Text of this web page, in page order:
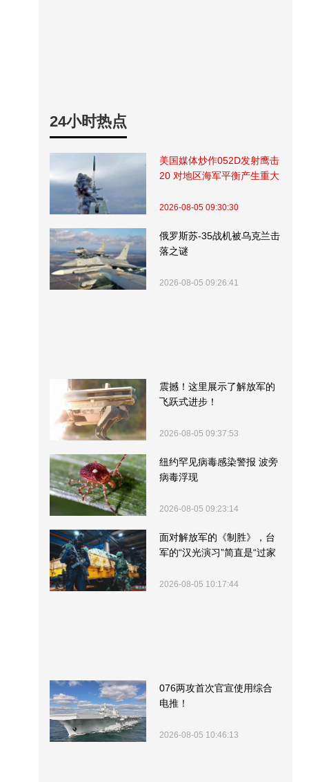
24小时热点
美国媒体炒作052D发射鹰击
20 对地区海军平衡产生重大
2026-08-05 09:30:30
俄罗斯苏-35战机被乌克兰击
落之谜
2026-08-05 09:26:41
震撼！这里展示了解放军的
飞跃式进步！
2026-08-05 09:37:53
纽约罕见病毒感染警报 波旁
病毒浮现
2026-08-05 09:23:14
面对解放军的《制胜》，台
军的“汉光演习”简直是“过家
2026-08-05 10:17:44
076两攻首次官宣使用综合
电推！
2026-08-05 10:46:13